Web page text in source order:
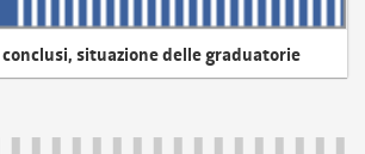
situazione delle graduatorie